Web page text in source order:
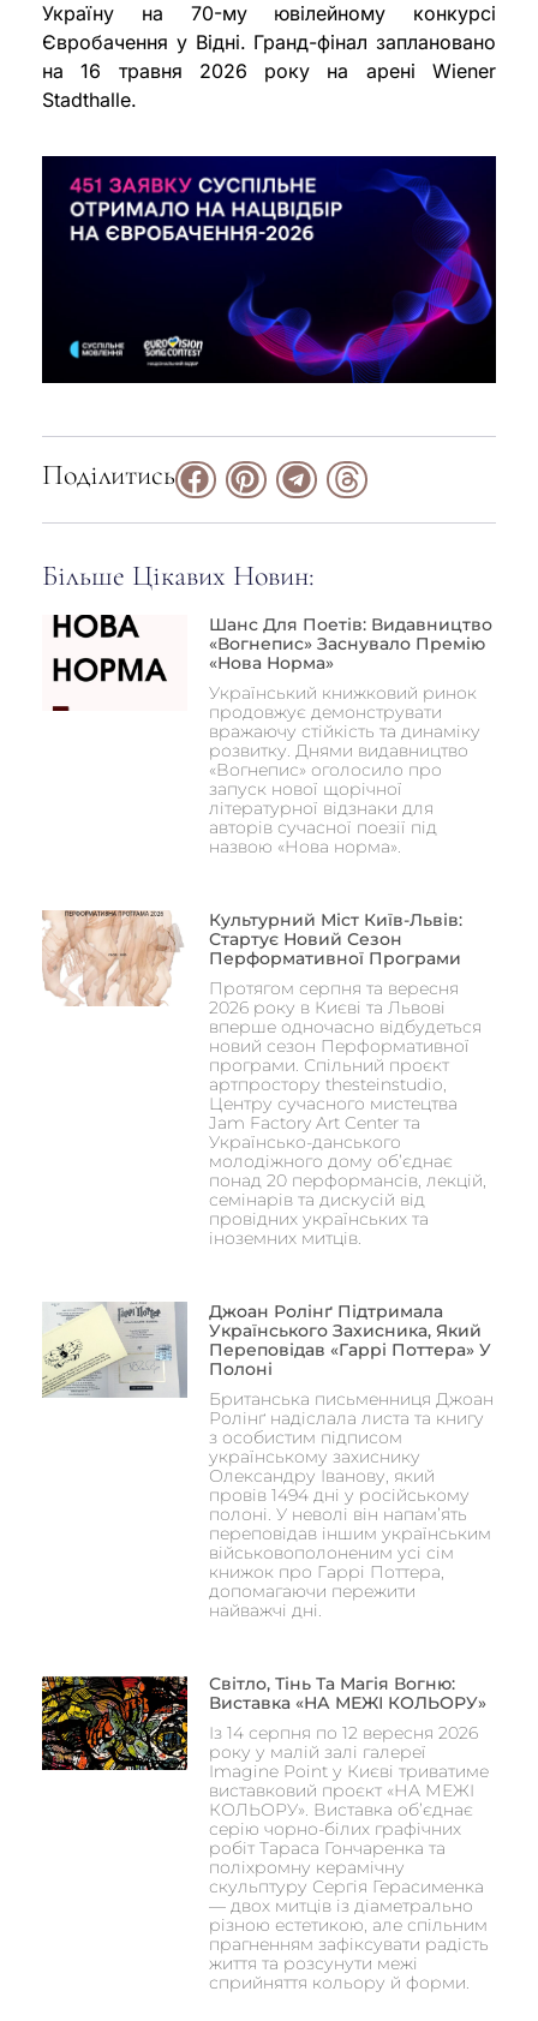
Україну на 70-му ювілейному конкурсі
Євробачення у Відні. Гранд-фінал заплановано
на 16 травня 2026 року на арені Wiener
Stadthalle.
Поділитись
Більше Цікавих Новин:
Шанс Для Поетів: Видавництво
«Вогнепис» Заснувало Премію
«Нова Норма»
Український книжковий ринок
продовжує демонструвати
вражаючу стійкість та динаміку
розвитку. Днями видавництво
«Вогнепис» оголосило про
запуск нової щорічної
літературної відзнаки для
авторів сучасної поезії під
назвою «Нова норма».
Культурний Міст Київ-Львів:
Стартує Новий Сезон
Перформативної Програми
Протягом серпня та вересня
2026 року в Києві та Львові
вперше одночасно відбудеться
новий сезон Перформативної
програми. Спільний проєкт
артпростору thesteinstudio,
Центру сучасного мистецтва
Jam Factory Art Center та
Українсько-данського
молодіжного дому об’єднає
понад 20 перформансів, лекцій,
семінарів та дискусій від
провідних українських та
іноземних митців.
Джоан Ролінґ Підтримала
Українського Захисника, Який
Переповідав «Гаррі Поттера» У
Полоні
Британська письменниця Джоан
Ролінґ надіслала листа та книгу
з особистим підписом
українському захиснику
Олександру Іванову, який
провів 1494 дні у російському
полоні. У неволі він напам’ять
переповідав іншим українським
військовополоненим усі сім
книжок про Гаррі Поттера,
допомагаючи пережити
найважчі дні.
Світло, Тінь Та Магія Вогню:
Виставка «НА МЕЖІ КОЛЬОРУ»
Із 14 серпня по 12 вересня 2026
року у малій залі галереї
Imagine Point у Києві триватиме
виставковий проєкт «НА МЕЖІ
КОЛЬОРУ». Виставка об’єднає
серію чорно-білих графічних
робіт Тараса Гончаренка та
поліхромну керамічну
скульптуру Сергія Герасименка
— двох митців із діаметрально
різною естетикою, але спільним
прагненням зафіксувати радість
життя та розсунути межі
сприйняття кольору й форми.